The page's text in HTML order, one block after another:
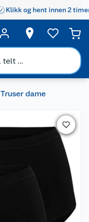
Klikk og hent innen 2
Truser dame